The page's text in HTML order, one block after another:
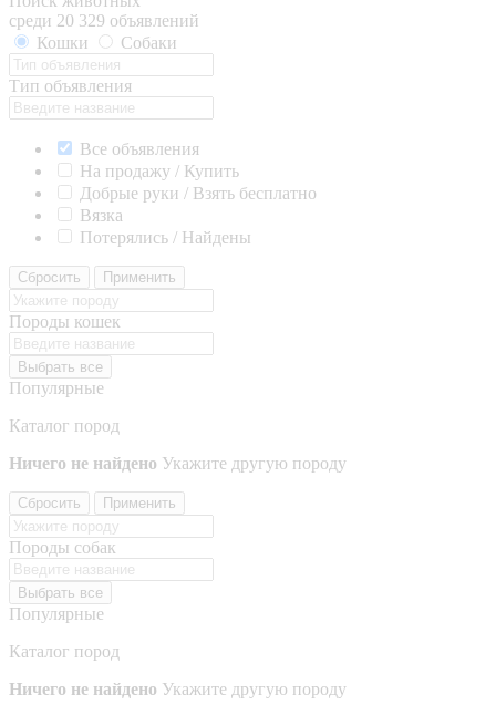
среди 20 329 объявлений
Кошки
Собаки
Тип объявления
Все объявления
На продажу / Купить
Добрые руки / Взять бесплатно
Вязка
Потерялись / Найдены
Сбросить Применить
Породы кошек
Выбрать все
Популярные
Каталог пород
Ничего не найдено Укажите другую породу
Сбросить Применить
Породы собак
Выбрать все
Популярные
Каталог пород
Ничего не найдено Укажите другую породу